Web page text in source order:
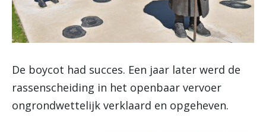
De boycot had succes. Een jaar later werd de
rassenscheiding in het openbaar vervoer
ongrondwettelijk verklaard en opgeheven.